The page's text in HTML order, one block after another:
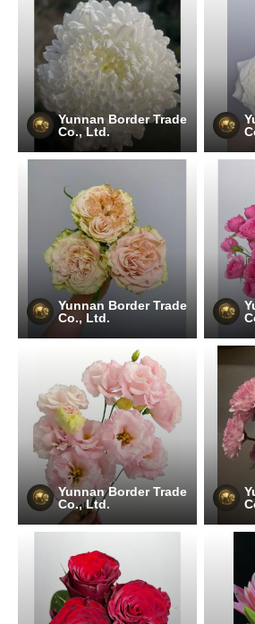
Yunnan Border Trade
Co., Ltd.
Yunnan Border Trade
Co., Ltd.
Yunnan Border Trade
Co., Ltd.